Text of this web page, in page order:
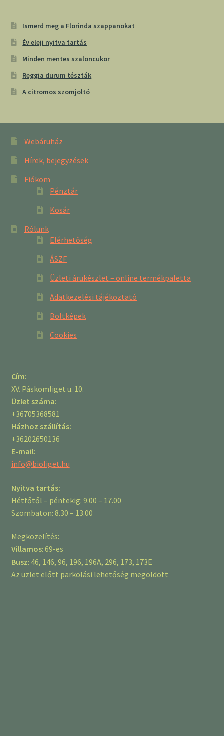
Ismerd meg a Florinda szappanokat
Év eleji nyitva tartás
Minden mentes szaloncukor
Reggia durum tészták
A citromos szomjoltó
Webáruház
Hírek, bejegyzések
Fiókom
Pénztár
Kosár
Rólunk
Elérhetőség
ÁSZF
Üzleti árukészlet – online termékpaletta
Adatkezelési tájékoztató
Boltképek
Cookies
Cím:
XV. Páskomliget u. 10.
Üzlet száma:
+36705368581
Házhoz szállítás:
+36202650136
E-mail:
info@bioliget.hu
Nyitva tartás:
Hétfőtől – péntekig: 9.00 – 17.00
Szombaton: 8.30 – 13.00
Megközelítés:
Villamos: 69-es
Busz: 46, 146, 96, 196, 196A, 296, 173, 173E
Az üzlet előtt parkolási lehetőség megoldott